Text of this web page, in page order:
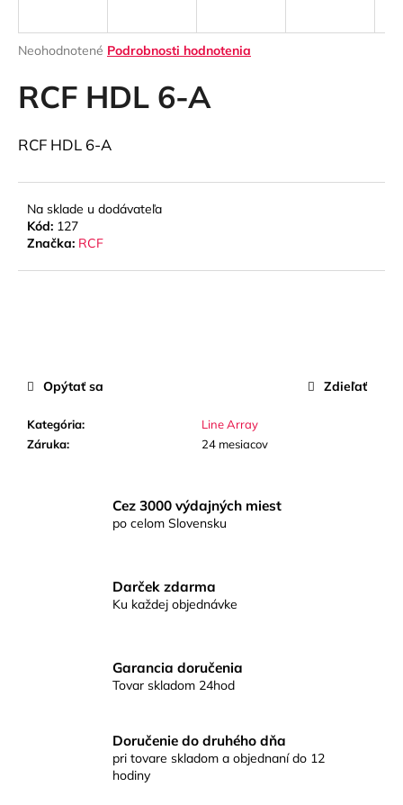
Priemerné
produktu
je
5
Neohodnotené Podrobnosti hodnotenia
RCF HDL 6-A
RCF HDL 6-A
Na sklade u dodávateľa
Kód: 127
Značka: RCF
Kategória:
Line Array
Záruka: 24 mesiacov
Opýtať sa Zdieľať
Cez 3000 výdajných miest
po celom Slovensku
Darček zdarma
Ku každej objednávke
Garancia doručenia
Tovar skladom 24hod
Doručenie do druhého dňa
pri tovare skladom a objednaní do 12
hodiny
j
ť
?
HĽADAŤ
ú
a
m